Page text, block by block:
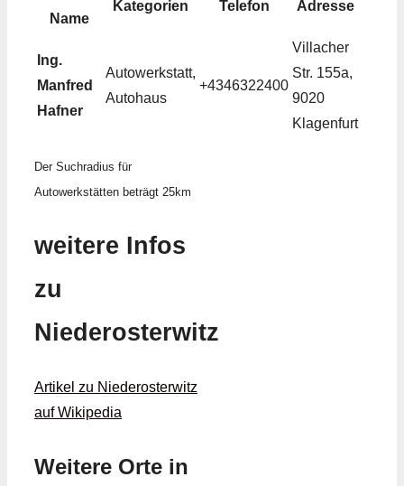
Name
Kategorien Telefon Adresse
Ing.
Manfred
Hafner
Autowerkstatt,
Autohaus
+4346322400
Villacher
Str. 155a,
9020
Klagenfurt
Der Suchradius für
Autowerkstätten beträgt 25km
weitere Infos
zu
Niederosterwitz
Artikel zu Niederosterwitz
auf Wikipedia
Weitere Orte in